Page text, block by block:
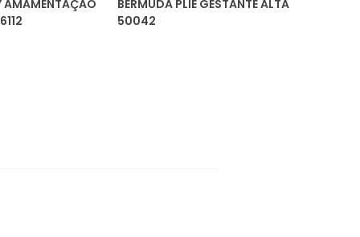
AMAMENTAÇÃO
BERMUDA PLIÉ GESTANTE ALTA
50042